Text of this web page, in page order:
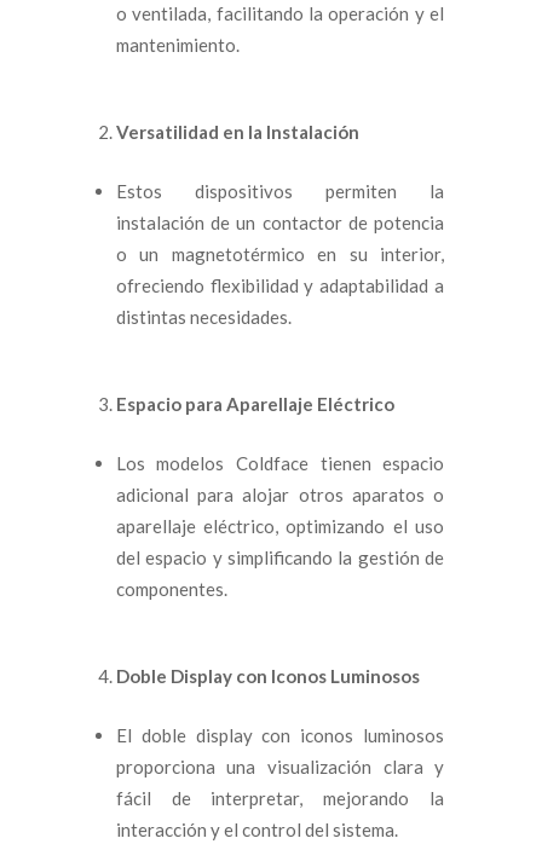
o ventilada, facilitando la operación y el
mantenimiento.
Versatilidad en la Instalación
Estos dispositivos permiten la
instalación de un contactor de potencia
o un magnetotérmico en su interior,
ofreciendo flexibilidad y adaptabilidad a
distintas necesidades.
Espacio para Aparellaje Eléctrico
Los modelos Coldface tienen espacio
adicional para alojar otros aparatos o
aparellaje eléctrico, optimizando el uso
del espacio y simplificando la gestión de
componentes.
Doble Display con Iconos Luminosos
El doble display con iconos luminosos
proporciona una visualización clara y
fácil de interpretar, mejorando la
interacción y el control del sistema.